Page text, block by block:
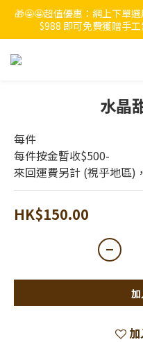
🔥🔥快啲登記成為
🎁🤩🤩超值優惠：網上下單
$988 即可免費獲贈手
🔥🔥快啲登記成為
水晶
每件
每件按金暫收$500-
來回運費另計 (視乎地區)
HK$150.00